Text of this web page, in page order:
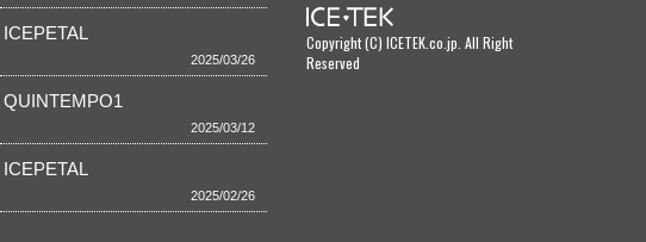
ICEPETAL
2025/03/26
QUINTEMPO1
2025/03/12
ICEPETAL
2025/02/26
Copyright (C) ICETEK.co.jp. All Right
Reserved